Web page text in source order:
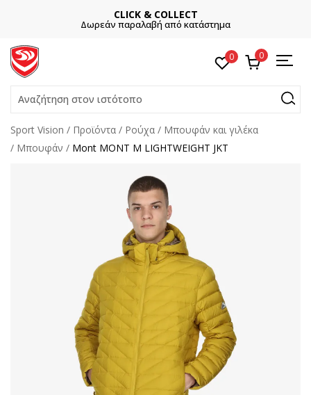
CLICK & COLLECT
Δωρεάν παραλαβή από κατάστημα
0 0
Αναζήτηση στον ιστότοπο
Sport Vision Προϊόντα Ρούχα
Μπουφάν και γιλέκα
Μπουφάν
Mont MONT M LIGHTWEIGHT JKT